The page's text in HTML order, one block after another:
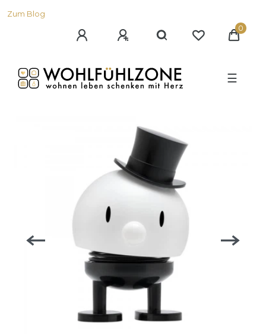
Zum Blog
0
☰